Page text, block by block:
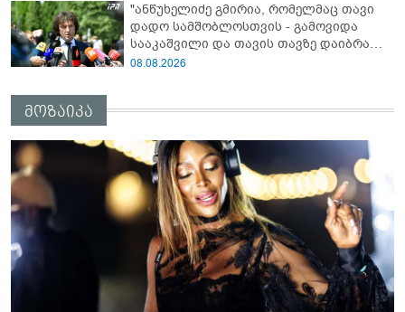
დანაშაული ჩვენი სახელმწიფოს წინაშე"
"ანწუხელიძე გმირია, რომელმაც თავი
დადო სამშობლოსთვის - გამოვიდა
სააკაშვილი და თავის თავზე დაიბრალა
ანწუხელიძის გმირობა, სამარცხვინო
ამგვარს სთხოვდნენ მას"
08.08.2026
მოზაიკა